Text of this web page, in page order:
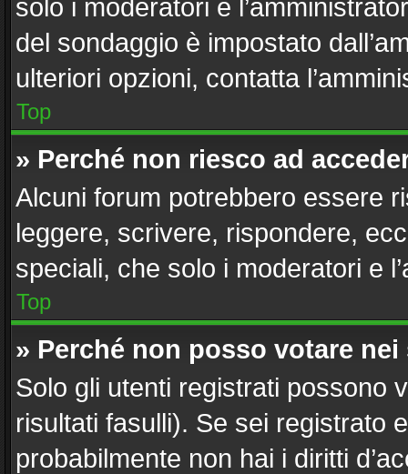
solo i moderatori e
del sondaggio è impostato
ulteriori opzioni, contatta
Top
» Perché non riesco ad
Alcuni forum potrebbero essere
leggere, scrivere, rispondere,
speciali, che solo i moderatori e
Top
» Perché non posso votare
Solo gli utenti registrati possono
risultati fasulli). Se sei registrato
probabilmente non hai i diritti